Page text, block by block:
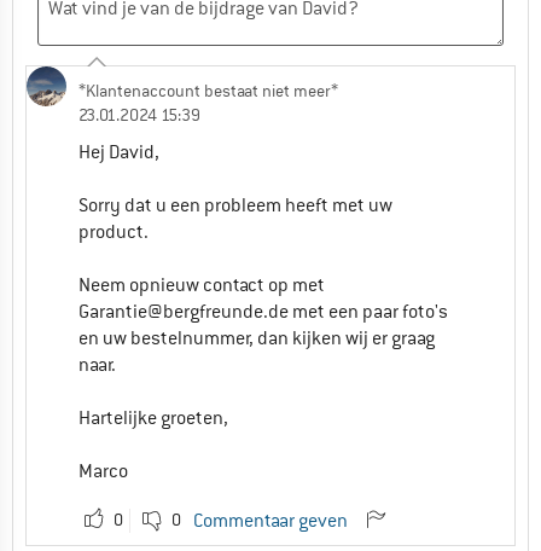
*Klantenaccount bestaat niet meer*
23.01.2024 15:39
Hej David,
Sorry dat u een probleem heeft met uw
product.
Neem opnieuw contact op met
Garantie@bergfreunde.de met een paar foto's
en uw bestelnummer, dan kijken wij er graag
naar.
Hartelijke groeten,
Marco
0 0 Commentaar geven